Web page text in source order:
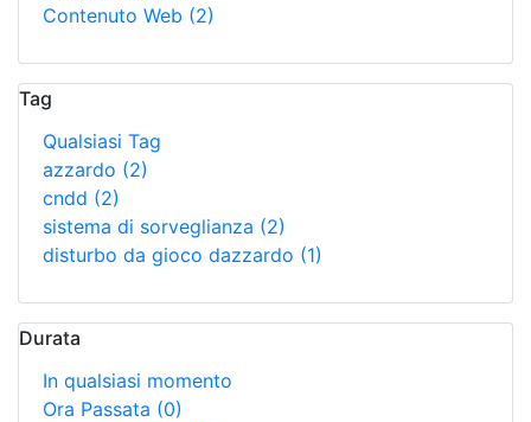
Contenuto Web (2)
Tag
Qualsiasi Tag
azzardo (2)
cndd (2)
sistema di sorveglianza (2)
disturbo da gioco dazzardo (1)
Durata
In qualsiasi momento
Ora Passata (0)